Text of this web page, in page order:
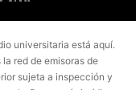
universitaria está aquí.
red de emisoras de
sujeta a inspección y